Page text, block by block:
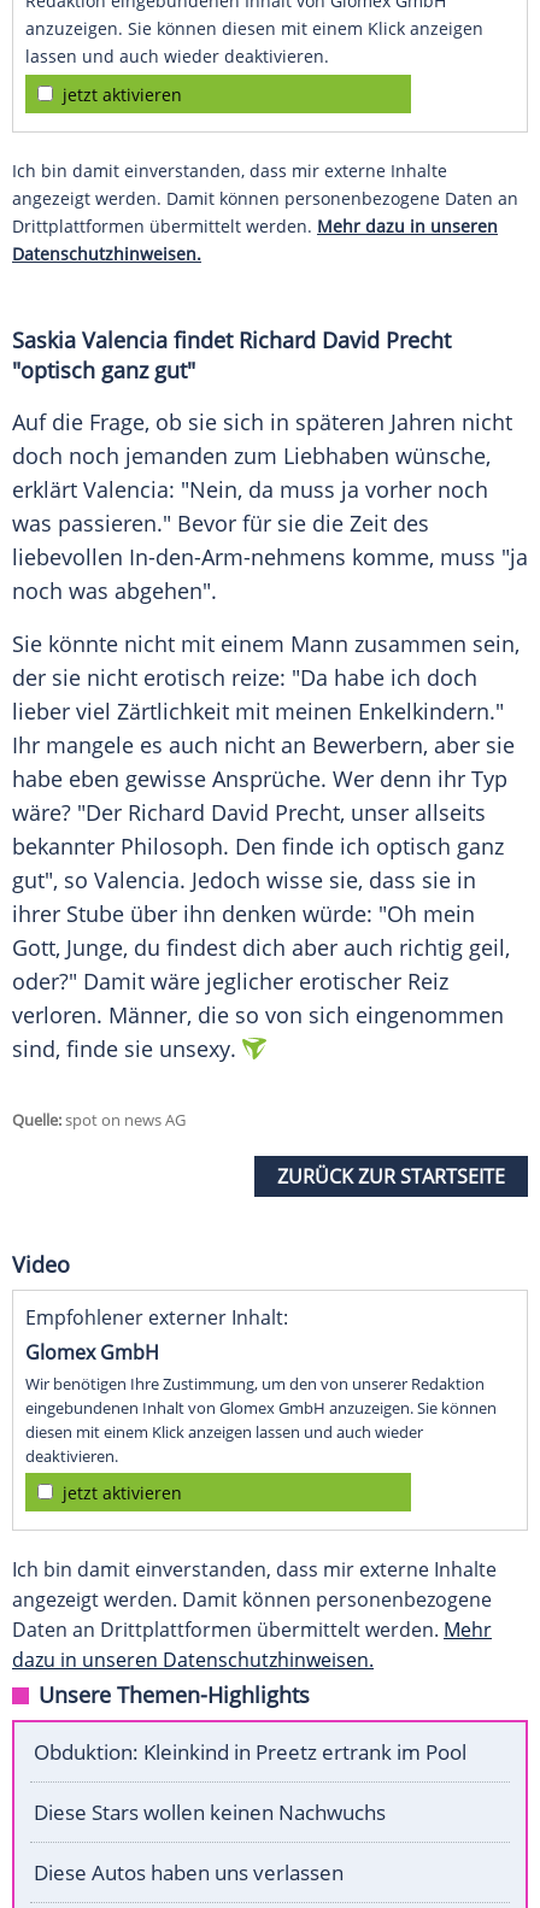
anzuzeigen. Sie können diesen mit einem Klick anzeigen
lassen und auch wieder deaktivieren.
jetzt aktivieren
Ich bin damit einverstanden, dass mir externe Inhalte
angezeigt werden. Damit können personenbezogene Daten an
Drittplattformen übermittelt werden. Mehr dazu in unseren
Datenschutzhinweisen.
Saskia Valencia findet Richard David Precht
"optisch ganz gut"
Auf die Frage, ob sie sich in späteren Jahren nicht
doch noch jemanden zum Liebhaben wünsche,
erklärt Valencia: "Nein, da muss ja vorher noch
was passieren." Bevor für sie die Zeit des
liebevollen In-den-Arm-nehmens komme, muss "ja
noch was abgehen".
Sie könnte nicht mit einem Mann zusammen sein,
der sie nicht erotisch reize: "Da habe ich doch
lieber viel Zärtlichkeit mit meinen Enkelkindern."
Ihr mangele es auch nicht an Bewerbern, aber sie
habe eben gewisse Ansprüche. Wer denn ihr Typ
wäre? "Der Richard David Precht, unser allseits
bekannter Philosoph. Den finde ich optisch ganz
gut", so Valencia. Jedoch wisse sie, dass sie in
ihrer Stube über ihn denken würde: "Oh mein
Gott, Junge, du findest dich aber auch richtig geil,
oder?" Damit wäre jeglicher erotischer Reiz
verloren. Männer, die so von sich eingenommen
sind, finde sie unsexy.
Quelle:spot on news AG
ZURÜCK ZUR STARTSEITE
Video
Empfohlener externer Inhalt:
Glomex GmbH
Wir benötigen Ihre Zustimmung, um den von unserer Redaktion
eingebundenen Inhalt von Glomex GmbH anzuzeigen. Sie können
diesen mit einem Klick anzeigen lassen und auch wieder
deaktivieren.
jetzt aktivieren
Ich bin damit einverstanden, dass mir externe Inhalte
angezeigt werden. Damit können personenbezogene
Daten an Drittplattformen übermittelt werden. Mehr
dazu in unseren Datenschutzhinweisen.
Unsere Themen-Highlights
Obduktion: Kleinkind in Preetz ertrank im Pool
Diese Stars wollen keinen Nachwuchs
Diese Autos haben uns verlassen